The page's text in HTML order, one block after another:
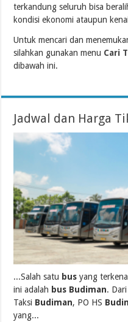
terkandung seluruh bisa
kondisi ekonomi ataupun
Untuk mencari dan
silahkan gunakan menu Cari
dibawah ini.
Jadwal dan Harga
...Salah satu bus yang
ini adalah bus Budiman. Dari
Taksi Budiman, PO HS
yang...